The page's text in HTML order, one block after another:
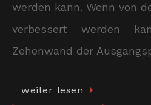
werden kann. Wenn von
verbessert werden
Zehenwand der
weiter lesen